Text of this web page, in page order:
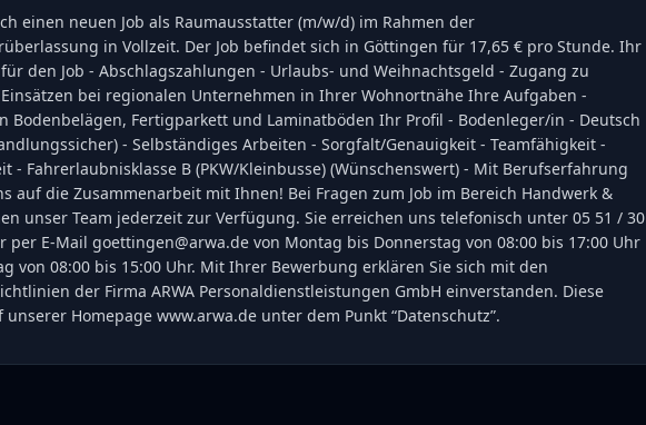
einen neuen Job als Raumausstatter (m/w/d) im Rahmen der
in Vollzeit. Der Job befindet sich in Göttingen für 17,65 € pro Stunde. Ihr
den Job - Abschlagszahlungen - Urlaubs- und Weihnachtsgeld - Zugang zu
bei regionalen Unternehmen in Ihrer Wohnortnähe Ihre Aufgaben -
Bodenbelägen, Fertigparkett und Laminatböden Ihr Profil - Bodenleger/in - Deutsch
- Selbständiges Arbeiten - Sorgfalt/Genauigkeit - Teamfähigkeit -
- Fahrerlaubnisklasse B (PKW/Kleinbusse) (Wünschenswert) - Mit Berufserfahrung
auf die Zusammenarbeit mit Ihnen! Bei Fragen zum Job im Bereich Handwerk &
unser Team jederzeit zur Verfügung. Sie erreichen uns telefonisch unter 05 51 / 30
per E-Mail goettingen@arwa.de von Montag bis Donnerstag von 08:00 bis 17:00 Uhr
von 08:00 bis 15:00 Uhr. Mit Ihrer Bewerbung erklären Sie sich mit den
der Firma ARWA Personaldienstleistungen GmbH einverstanden. Diese
unserer Homepage www.arwa.de unter dem Punkt “Datenschutz”.